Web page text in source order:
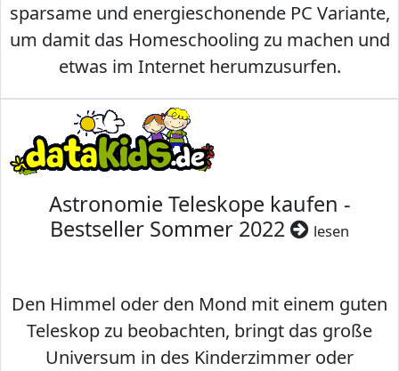
sparsame und energieschonende PC Variante,
um damit das Homeschooling zu machen und
etwas im Internet herumzusurfen.
Astronomie Teleskope kaufen -
Bestseller Sommer 2022
lesen
Den Himmel oder den Mond mit einem guten
Teleskop zu beobachten, bringt das große
Universum in des Kinderzimmer oder